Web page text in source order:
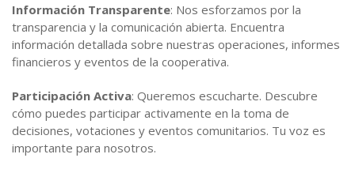
Información Transparente: Nos esforzamos por la
transparencia y la comunicación abierta. Encuentra
información detallada sobre nuestras operaciones, informes
financieros y eventos de la cooperativa.
Participación Activa: Queremos escucharte. Descubre
cómo puedes participar activamente en la toma de
decisiones, votaciones y eventos comunitarios. Tu voz es
importante para nosotros.